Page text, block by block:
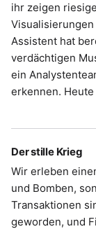
ihr zeigen
Assistent hat
verdächtigen
ein
erkennen.
Der stille Krieg
Wir erleben
und Bomben,
Transaktionen
geworden, und